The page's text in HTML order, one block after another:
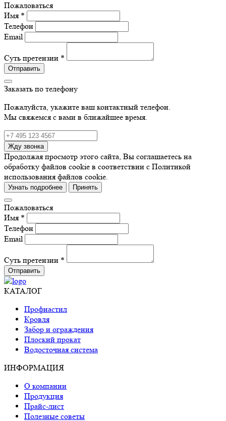
Пожаловаться
Имя *
Телефон
Email
Суть претензии *
Отправить
Заказать по телефону
Пожалуйста, укажите ваш контактный телефон.
Мы свяжемся с вами в ближайшее время.
Жду звонка
Продолжая просмотр этого сайта, Вы соглашаетесь на
обработку файлов cookie в соответствии с Политикой
использования файлов cookie.
Узнать подробнее Принять
Пожаловаться
Имя *
Телефон
Email
Суть претензии *
Отправить
КАТАЛОГ
Профнастил
Кровля
Забор и ограждения
Плоский прокат
Водосточная система
ИНФОРМАЦИЯ
О компании
Продукция
Прайс-лист
Полезные советы